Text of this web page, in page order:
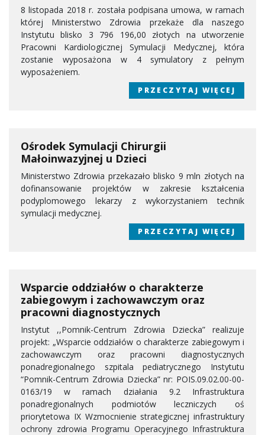
8 listopada 2018 r. została podpisana umowa, w ramach
której Ministerstwo Zdrowia przekaże dla naszego
Instytutu blisko 3 796 196,00 złotych na utworzenie
Pracowni Kardiologicznej Symulacji Medycznej, która
zostanie wyposażona w 4 symulatory z pełnym
wyposażeniem.
PRZECZYTAJ WIĘCEJ
Ośrodek Symulacji Chirurgii
Małoinwazyjnej u Dzieci
Ministerstwo Zdrowia przekazało blisko 9 mln złotych na
dofinansowanie projektów w zakresie kształcenia
podyplomowego lekarzy z wykorzystaniem technik
symulacji medycznej.
PRZECZYTAJ WIĘCEJ
Wsparcie oddziałów o charakterze
zabiegowym i zachowawczym oraz
pracowni diagnostycznych
Instytut ,,Pomnik-Centrum Zdrowia Dziecka” realizuje
projekt: „Wsparcie oddziałów o charakterze zabiegowym i
zachowawczym oraz pracowni diagnostycznych
ponadregionalnego szpitala pediatrycznego Instytutu
“Pomnik-Centrum Zdrowia Dziecka” nr: POIS.09.02.00-00-
0163/19 w ramach działania 9.2 Infrastruktura
ponadregionalnych podmiotów leczniczych oś
priorytetowa IX Wzmocnienie strategicznej infrastruktury
ochrony zdrowia Programu Operacyjnego Infrastruktura